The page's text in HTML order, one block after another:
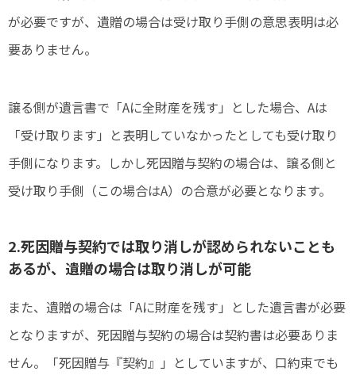
が必要ですが、遺贈の場合は受け取り手側の意思表明は必
要ありません。
譲る側が遺言書で「Aに全財産を残す」とした場合、Aは
「受け取ります」と表明していなかったとしても受け取り
手側になります。しかし死因贈与契約の場合は、譲る側と
受け取り手側（この場合はA）の合意が必要となります。
2.死因贈与契約では取り消しが認められないことも
あるが、遺贈の場合は取り消しが可能
また、遺贈の場合は「Aに財産を残す」とした遺言書が必要
となりますが、死因贈与契約の場合は契約書は必要ありま
せん。「死因贈与『契約』」としていますが、口約束でも